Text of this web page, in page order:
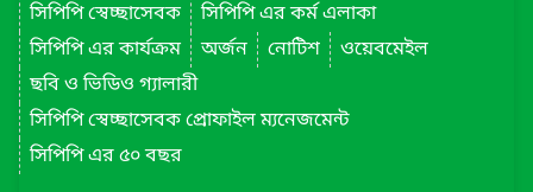
সিপিপি স্বেচ্ছাসেবক
সিপিপি এর কর্ম এলাকা
সিপিপি এর কার্যক্রম
অর্জন নোটিশ
ওয়েবমেইল
ছবি ও ভিডিও গ্যালারী
সিপিপি স্বেচ্ছাসেবক প্রোফাইল ম্যনেজমেন্ট
সিপিপি এর ৫০ বছর